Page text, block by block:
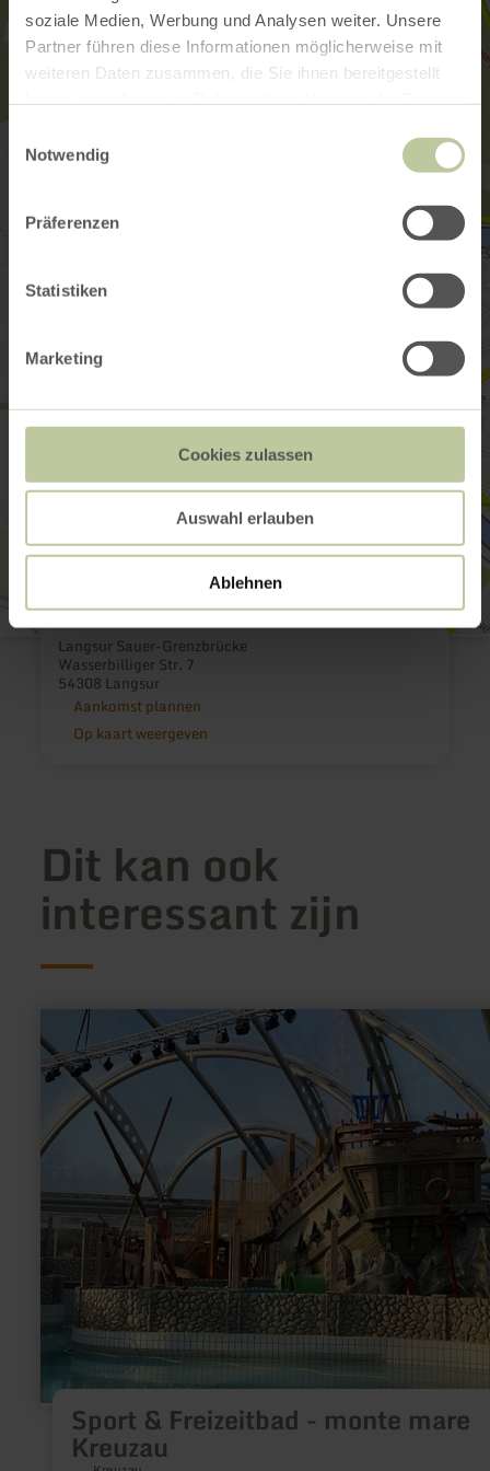
soziale Medien, Werbung und Analysen weiter. Unsere
Partner führen diese Informationen möglicherweise mit
weiteren Daten zusammen, die Sie ihnen bereitgestellt
Notwendig
Präferenzen
Statistiken
Marketing
Cookies zulassen
Auswahl erlauben
Ablehnen
Langsur Sauer-Grenzbrücke
Wasserbilliger Str. 7
54308 Langsur
Aankomst plannen
Op kaart weergeven
Dit kan ook
interessant zijn
Sport & Freizeitbad - monte mare
Kreuzau
informatie
over:
Sport
&amp;
Freizeitbad
monte
mare